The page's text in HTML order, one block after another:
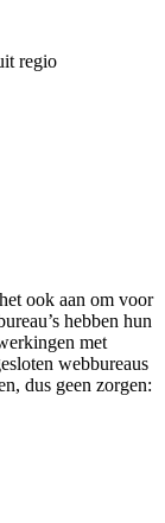
regio
ook aan om voor
hebben hun
met
webbureaus
dus geen zorgen: